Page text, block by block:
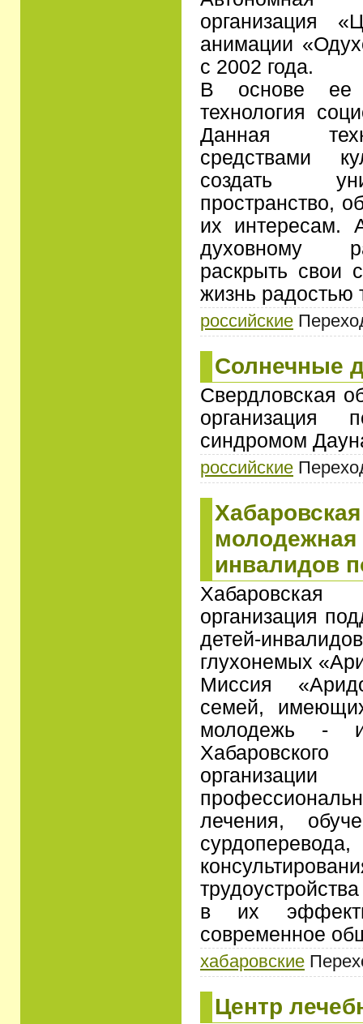
организация
анимации
с 2002 года.
В основе ее
технология
Данная
средствами
создать
пространство,
их интересам.
духовному
раскрыть свои
жизнь радостью
российские
Солнечные
Свердловская
организация
синдромом
российские
молодежная
инвалидов
организация
детей-
глухонемых
Миссия
семей,
молодежь -
организации
лечения,
в их
современное
хабаровские
Центр